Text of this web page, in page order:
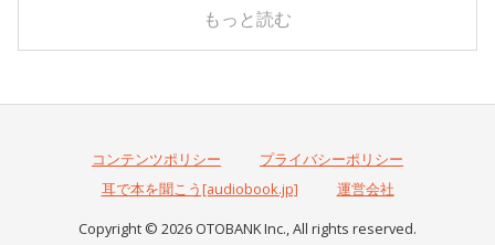
もっと読む
コンテンツポリシー
プライバシーポリシー
耳で本を聞こう[audiobook.jp]
運営会社
Copyright © 2026 OTOBANK Inc., All rights reserved.